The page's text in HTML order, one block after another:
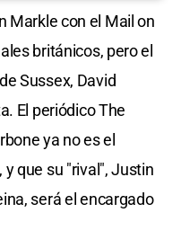
Markle con el Mail on
británicos, pero el
Sussex, David
El periódico The
ya no es el
que su "rival", Justin
será el encargado